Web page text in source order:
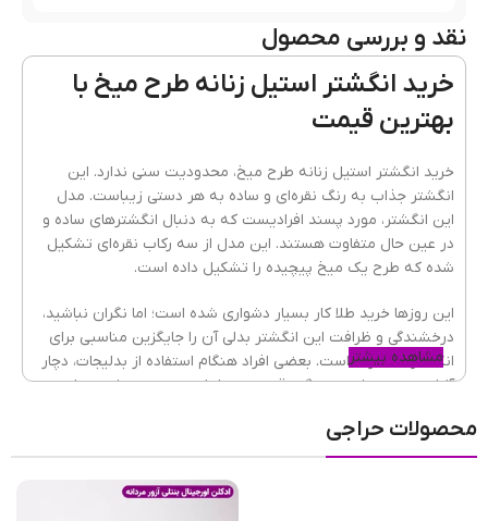
کیفیت
جنس
انتخاب سایز انگشتر سایز ۶ ,سایز ۷ ,سایز ۸
نقد و بررسی محصول
خرید انگشتر استیل زنانه طرح میخ با
بهترین قیمت
خرید انگشتر استیل زنانه طرح میخ، محدودیت سنی ندارد. این
انگشتر جذاب به رنگ نقره‌ای و ساده به هر دستی زیباست. مدل
این انگشتر، مورد پسند افرادیست که به دنبال انگشترهای ساده و
در عین حال متفاوت هستند. این مدل از سه رکاب نقره‌ای تشکیل
شده که طرح یک میخ پیچیده را تشکیل داده است.
این روزها خرید طلا کار بسیار دشواری شده است؛ اما نگران نباشید،
درخشندگی و ظرافت این انگشتر بدلی آن را جایگزین مناسبی برای
انگشتر طلا کرده است. بعضی افراد هنگام استفاده از بدلیجات، دچار
آلرژی پوستی شده و درگیر قرمزی و خارش پوست می‌شوند؛ با
زیورآلات زنانهاز استیل باکیفیت ساخته شده‌اند و به همین دلیل
فلز آن‌ها، ضدحساسیت و رنگ ثابت است. مناسب بودنقیمت
، کمک می‌کند تا بدون استرس و نگرانی از گم شدن یا
مشاهده بیشتر
محصولات حراجی